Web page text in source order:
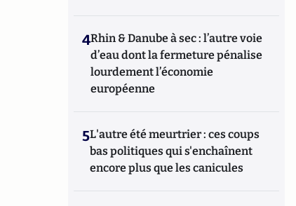
4Rhin & Danube à sec : l’autre voie
d’eau dont la fermeture pénalise
lourdement l’économie
européenne
5L'autre été meurtrier : ces coups
bas politiques qui s'enchaînent
encore plus que les canicules